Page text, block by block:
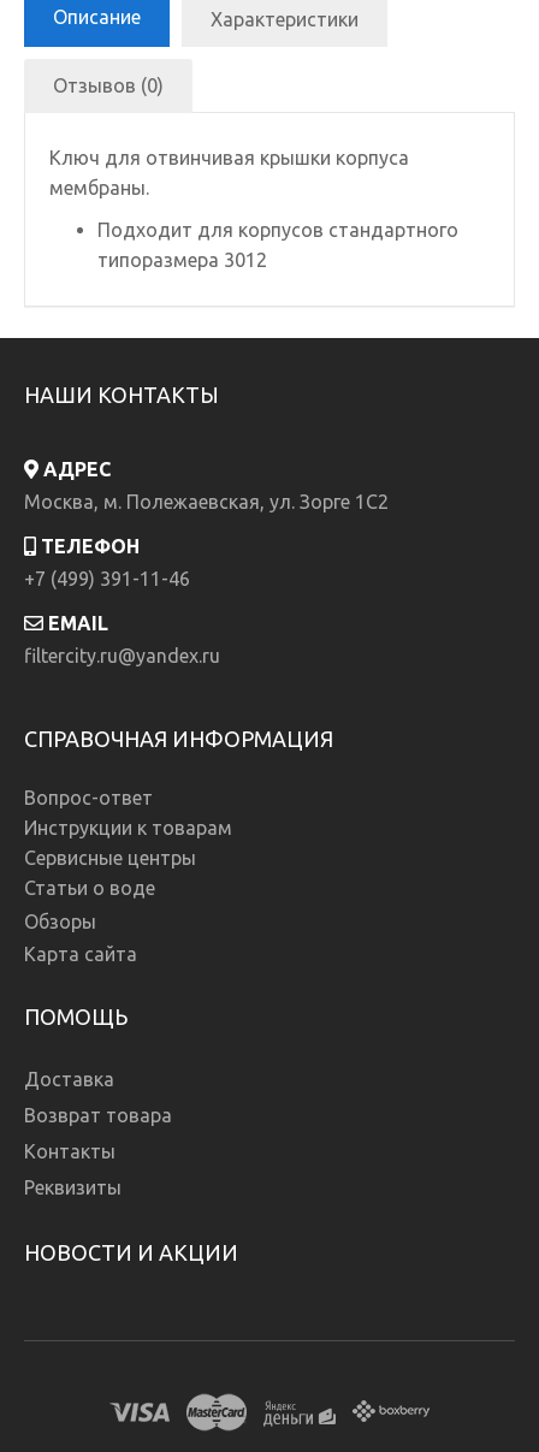
Описание Характеристики
Отзывов (0)
Ключ для отвинчивая крышки корпуса
мембраны.
Подходит для корпусов стандартного
типоразмера 3012
НАШИ КОНТАКТЫ
АДРЕС
Москва, м. Полежаевская, ул. Зорге 1C2
ТЕЛЕФОН
+7 (499) 391-11-46
EMAIL
filtercity.ru@yandex.ru
СПРАВОЧНАЯ ИНФОРМАЦИЯ
Вопрос-ответ
Инструкции к товарам
Сервисные центры
Статьи о воде
Обзоры
Карта сайта
ПОМОЩЬ
Доставка
Возврат товара
Контакты
Реквизиты
НОВОСТИ И АКЦИИ